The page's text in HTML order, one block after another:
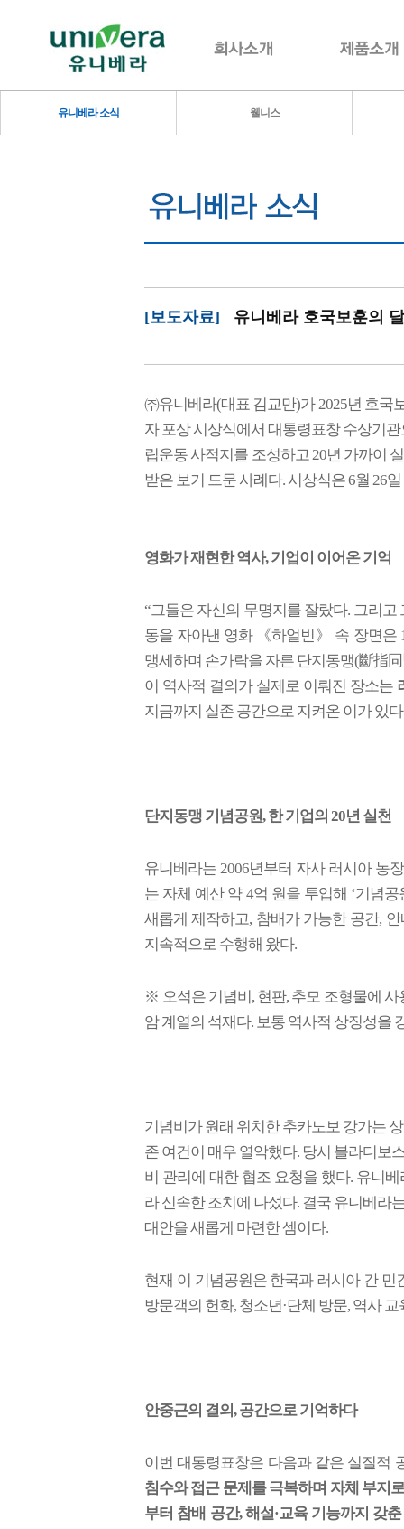
유니베라 소식 웰니스
[보도자료] 유니베라 호국보훈의
㈜유니베라(대표 김교만)가 2025년 호국
자 포상 시상식에서 대통령표창 수상기
립운동 사적지를 조성하고 20년 가까이
받은 보기 드문 사례다. 시상식은 6월 26
영화가 재현한 역사, 기업이 이어온 기억
“그들은 자신의 무명지를 잘랐다. 그리
동을 자아낸 영화 《하얼빈》 속 장면은
맹세하며 손가락을 자른 단지동맹(斷指
이 역사적 결의가 실제로 이뤄진 장소는
지금까지 실존 공간으로 지켜온 이가 있
단지동맹 기념공원, 한 기업의 20년 실천
유니베라는 2006년부터 자사 러시아 농
는 자체 예산 약 4억 원을 투입해 ‘기념
새롭게 제작하고, 참배가 가능한 공간,
지속적으로 수행해 왔다.
※ 오석은 기념비, 현판, 추모 조형물에
암 계열의 석재다. 보통 역사적 상징성을
기념비가 원래 위치한 추카노보 강가는
존 여건이 매우 열악했다. 당시 블라디보
비 관리에 대한 협조 요청을 했다. 유니
라 신속한 조치에 나섰다. 결국 유니베라
대안을 새롭게 마련한 셈이다.
현재 이 기념공원은 한국과 러시아 간
방문객의 헌화, 청소년·단체 방문, 역사
안중근의 결의, 공간으로 기억하다
이번 대통령표창은 다음과 같은 실질
침수와 접근 문제를 극복하며 자체 부지
부터 참배 공간, 해설·교육 기능까지 갖